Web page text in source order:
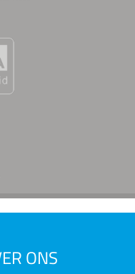
ONS